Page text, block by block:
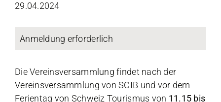
29.04.2024
Anmeldung erforderlich
Die Vereinsversammlung findet nach der
Vereinsversammlung von SCIB und vor dem
Ferientag von Schweiz Tourismus von 11.15 bis